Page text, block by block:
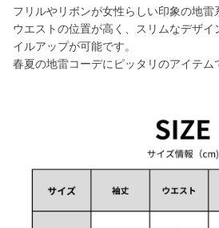
フリルやリボンが女性らしい印象の地雷
ウエストの位置が高く、スリムなデザイ
イルアップが可能です。
春夏の地雷コーデにピッタリのアイテ